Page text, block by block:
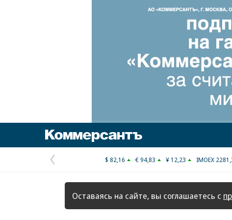
Предыдущая
страница
$ 82,16 € 94,83 ¥ 12,23 IMOEX
Оставаясь на сайте, вы соглашаетесь с